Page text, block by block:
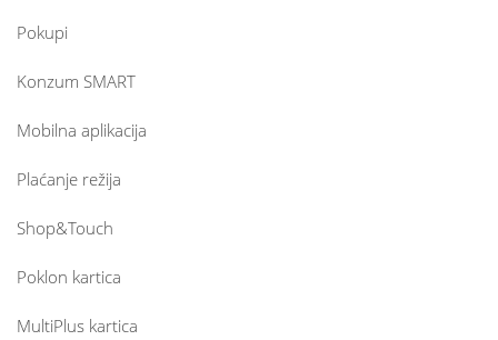
Pokupi
Konzum SMART
Mobilna aplikacija
Plaćanje režija
Shop&Touch
Poklon kartica
MultiPlus kartica